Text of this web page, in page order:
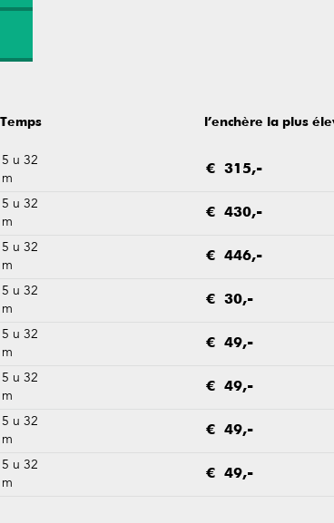
Temps l’enchère la plus
5 u 32
m
€ 315,-
5 u 32
m
€ 430,-
5 u 32
m
€ 446,-
5 u 32
m
€ 30,-
5 u 32
m
€ 49,-
5 u 32
m
€ 49,-
5 u 32
m
€ 49,-
5 u 32
m
€ 49,-